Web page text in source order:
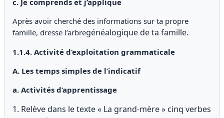
c. Je comprends et j’applique
Après avoir cherché des informations sur ta propre
famille, dresse l’arbregénéalogique de ta famille.
1.1.4. Activité d’exploitation grammaticale
A. Les temps simples de l’indicatif
a. Activités d’apprentissage
1. Relève dans le texte « La grand-mère » cinq verbes